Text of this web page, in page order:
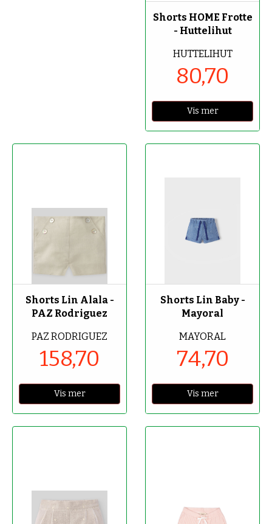
Shorts HOME Frotte
- Huttelihut
HUTTELIHUT
80,70
Vis mer
-70%
Shorts Lin Alala -
PAZ Rodriguez
PAZ RODRIGUEZ
158,70
Vis mer
Shorts Lin Baby -
Mayoral
MAYORAL
74,70
Vis mer